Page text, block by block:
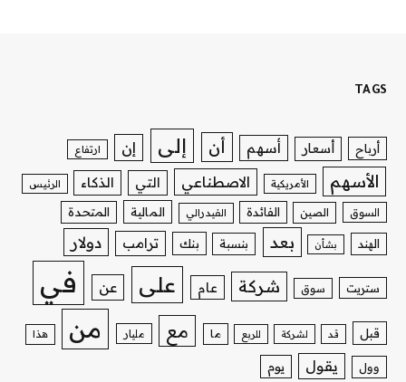
TAGS
أرباح أسعار أسهم أن إلى إن ارتفاع
الأسهم الأمريكية الاصطناعي التي الذكاء الرئيس
السوق الصين الفائدة الفيدرالي المالية المتحدة
الهند بشأن بعد بنسبة بنك ترامب دولار
ستريت سوق شركة عام على عن في
قبل قد لشركة للربع ما مع مليار من هذا
وول يقول يوم